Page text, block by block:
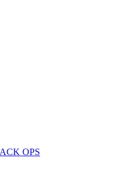
OPS